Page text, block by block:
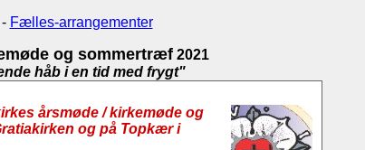
Fælles-arrangementer
og sommertræf 2021
håb i en tid med frygt"
årsmøde / kirkemøde og
og på Topkær i